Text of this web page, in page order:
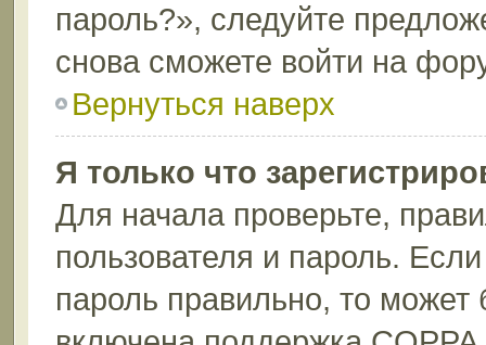
пароль?», следуйте
снова сможете войти на
Вернуться наверх
Я только что
Для начала проверьте,
пользователя и пароль.
пароль правильно, то